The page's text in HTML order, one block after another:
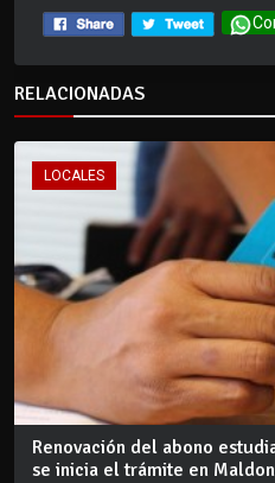
RELACIONADAS
LOCALES
Renovación del abono
se inicia el trámite en